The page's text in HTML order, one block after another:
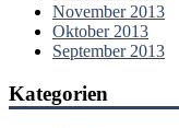
November 2013
Oktober 2013
September 2013
Kategorien